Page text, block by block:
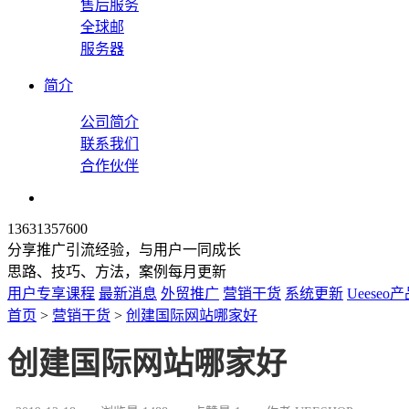
售后服务
全球邮
服务器
简介
公司简介
联系我们
合作伙伴
13631357600
分享推广引流经验，与用户一同成长
思路、技巧、方法，案例每月更新
用户专享课程 最新消息 外贸推广 营销干货 系统更新 Ueeseo产
首页 > 营销干货 > 创建国际网站哪家好
创建国际网站哪家好